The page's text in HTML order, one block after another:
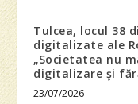
Tulcea, locul 38
digitalizate ale
„Societatea nu
digitalizare şi
23/07/2026